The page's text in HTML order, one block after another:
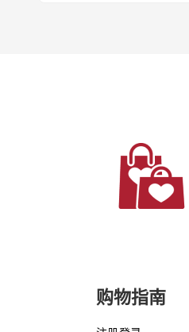
≤99.95%购物指南